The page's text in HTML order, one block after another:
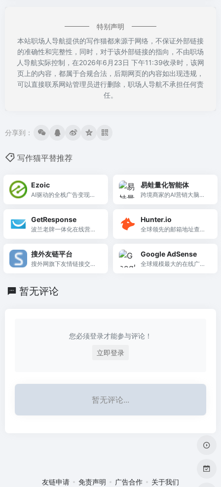
特别声明
本站职场人导航提供的写作猫都来源于网络，不保证外部链接
的准确性和完整性，同时，对于该外部链接的指向，不由职场
人导航实际控制，在2026年6月23日 下午11:39收录时，该网
页上的内容，都属于合规合法，后期网页的内容如出现违规，
可以直接联系网站管理员进行删除，职场人导航不承担任何责
任。
分享到：
写作猫平替推荐
Ezoic
AI驱动的全栈广告变现平
ader Bidding技术帮助网
站最大化广告收益。
易蛙量化智能体
跨境商家的AI营销大脑，
优化，提升转化率。
GetResponse
波兰老牌一体化在线营销
页于一体，送达率99%
+，支持27种语言。
Hunter.io
全球领先的邮箱地址查找
理，是SEO外链建设和外
贸获客的必备利器。
搜外友链平台
搜外网旗下友情链接交换
务，帮助站长通过外链建
Google AdSense
全球规模最大的在线广告
暂无评论
您必须登录才能参与评论！
立即登录
暂无评论...
友链申请 免责声明 广告合作 关于我们